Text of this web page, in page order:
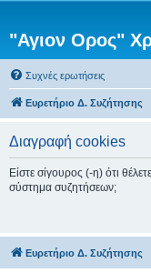
"Αγιον Ορος"
Συχνές ερωτήσεις
Ευρετήριο Δ. Συζήτησης
Διαγραφή cookies
Είστε σίγουρος (-η) ότι
σύστημα συζητήσεων;
Ευρετήριο Δ. Συζήτησης